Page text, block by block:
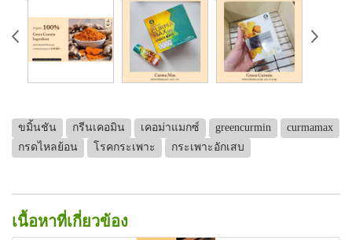
ขมิ้นชัน กรีนเคอมิน เคอม่าแมกซ์ greencurmin
curmamax
กรดไหลย้อน
โรคกระเพาะ กระเพาะอักเสบ
เนื้อหาที่เกี่ยวข้อง